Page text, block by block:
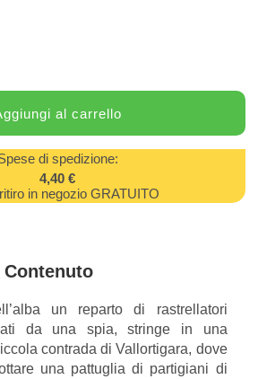
di spedizione:
4,40 €
in negozio GRATUITO
Contenuto
un reparto di rastrellatori
da una spia, stringe in una
contrada di Vallortigara, dove
una pattuglia di partigiani di